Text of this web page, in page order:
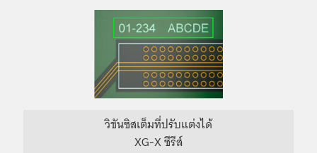
วิชันซิสเต็มที่ปรับแต่งได้
XG-X ซีรีส์